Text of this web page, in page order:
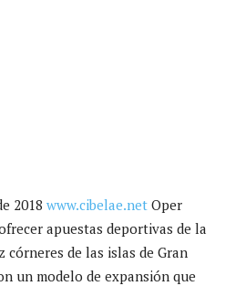
2018 www.cibelae.net Oper
apuestas deportivas de la
córneres de las islas de Gran
un modelo de expansión que